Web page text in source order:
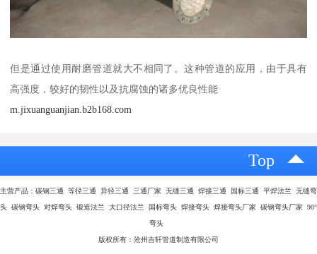
但是通过使用耐磨管道就大不相同了。这种管道的应用，由于具有
高强度，较好的韧性以及抗腐蚀的诸多优良性能
m.jixuanguanjian.b2b168.com
Top
主营产品：碳钢三通 等径三通 异径三通 三通厂家 无缝三通 焊接三通 国标三通 平焊法兰 无缝弯
头 碳钢弯头 对焊弯头 锻造法兰 大口径法兰 国标弯头 焊接弯头 焊接弯头厂家 碳钢弯头厂家 90°
弯头
版权所有：沧州吉轩管道制造有限公司